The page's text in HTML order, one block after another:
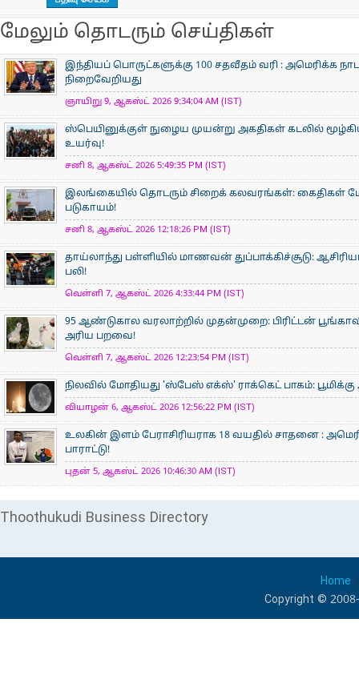
மேலும் தொடரும் செய்திகள்
இந்தியப் பொருட்களுக்கு 100 சதவீதம் வரி : அமெரிக்க
நிறைவேறியது
ஞாயிறு 9, ஆகஸ்ட் 2026 9:34:04 AM (IST)
ஸ்பெயினுக்குள் நுழைய முயன்று அகதிகள் கடலில் மூழ்கிய
உயர்வு!
சனி 8, ஆகஸ்ட் 2026 5:49:35 PM (IST)
இலங்கையில் தொடரும் சிறைக் கலவரங்கள்: கைதிகள்
படுகாயம்!
சனி 8, ஆகஸ்ட் 2026 12:18:26 PM (IST)
தாய்லாந்து பள்ளியில் மாணவன் துப்பாக்கிச்சூடு:
பலி!
வெள்ளி 7, ஆகஸ்ட் 2026 4:33:44 PM (IST)
95 ஆண்டுகால வரலாற்றில் முதன்முறை: பிரிட்டன்
அரிய பறவை!
வெள்ளி 7, ஆகஸ்ட் 2026 12:23:54 PM (IST)
நிலவில் மோதியது 'ஸ்பேஸ் எக்ஸ்' ராக்கெட் பாகம்:
வியாழன் 6, ஆகஸ்ட் 2026 12:56:22 PM (IST)
உலகின் இளம் பேராசிரிய​ராக 18 வயதில் சாதனை :
பாராட்டு!
புதன் 5, ஆகஸ்ட் 2026 10:46:30 AM (IST)
Thoothukudi Business Directory
Home
Copyright ©